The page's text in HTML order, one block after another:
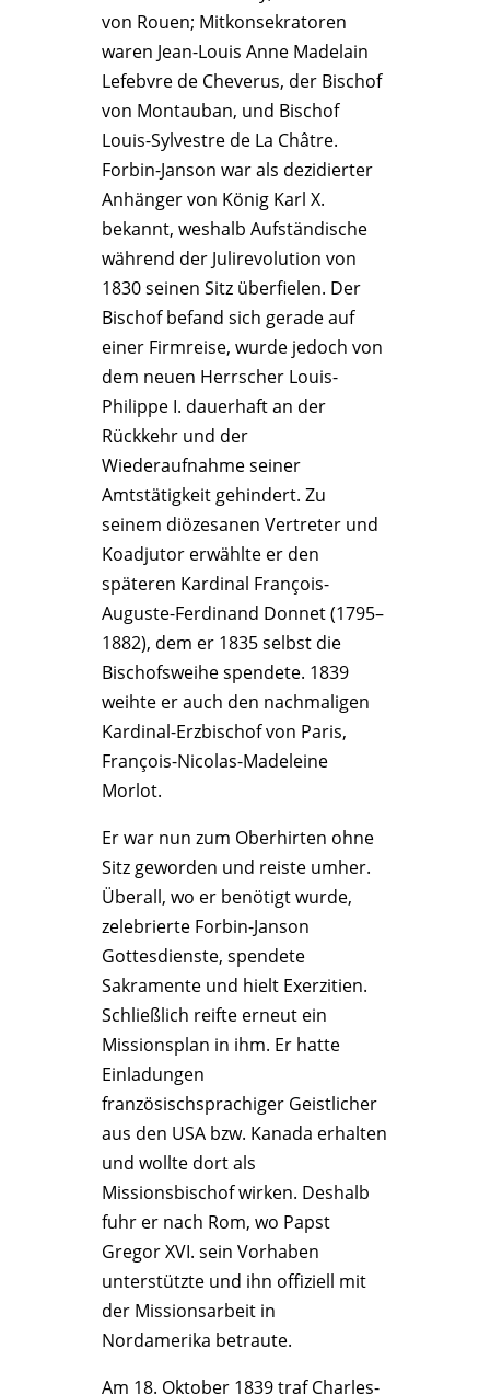
von Rouen; Mitkonsekratoren
waren Jean-Louis Anne Madelain
Lefebvre de Cheverus, der Bischof
von Montauban, und Bischof
Louis-Sylvestre de La Châtre.
Forbin-Janson war als dezidierter
Anhänger von König Karl X.
bekannt, weshalb Aufständische
während der Julirevolution von
1830 seinen Sitz überfielen. Der
Bischof befand sich gerade auf
einer Firmreise, wurde jedoch von
dem neuen Herrscher Louis-
Philippe I. dauerhaft an der
Rückkehr und der
Wiederaufnahme seiner
Amtstätigkeit gehindert. Zu
seinem diözesanen Vertreter und
Koadjutor erwählte er den
späteren Kardinal François-
Auguste-Ferdinand Donnet (1795–
1882), dem er 1835 selbst die
Bischofsweihe spendete. 1839
weihte er auch den nachmaligen
Kardinal-Erzbischof von Paris,
François-Nicolas-Madeleine
Morlot.
Er war nun zum Oberhirten ohne
Sitz geworden und reiste umher.
Überall, wo er benötigt wurde,
zelebrierte Forbin-Janson
Gottesdienste, spendete
Sakramente und hielt Exerzitien.
Schließlich reifte erneut ein
Missionsplan in ihm. Er hatte
Einladungen
französischsprachiger Geistlicher
aus den USA bzw. Kanada erhalten
und wollte dort als
Missionsbischof wirken. Deshalb
fuhr er nach Rom, wo Papst
Gregor XVI. sein Vorhaben
unterstützte und ihn offiziell mit
der Missionsarbeit in
Nordamerika betraute.
Am 18. Oktober 1839 traf Charles-